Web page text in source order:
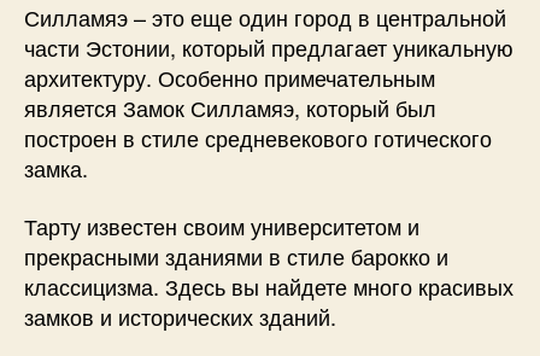
Силламяэ – это еще один город в центральной
части Эстонии, который предлагает уникальную
архитектуру. Особенно примечательным
является Замок Силламяэ, который был
построен в стиле средневекового готического
замка.
Тарту известен своим университетом и
прекрасными зданиями в стиле барокко и
классицизма. Здесь вы найдете много красивых
замков и исторических зданий.